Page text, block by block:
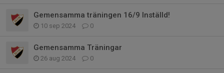
Gemensamma träningen 16/9 Inställd!
10 sep 2024 0
Gemensamma Träningar
26 aug 2024 0